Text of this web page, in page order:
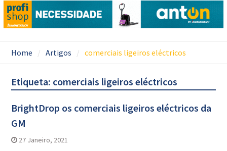
Home Artigos comerciais ligeiros eléctricos
Etiqueta: comerciais ligeiros eléctricos
BrightDrop os comerciais ligeiros eléctricos da
GM
27 Janeiro, 2021